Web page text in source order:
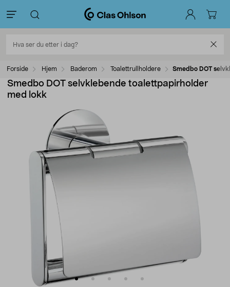
Forside Hjem Baderom Toalettrullholdere Smedbo DOT
Smedbo DOT selvklebende toalettpapirholder
med lokk